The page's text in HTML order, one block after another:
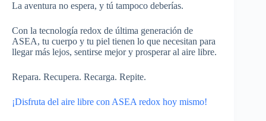
La aventura no espera, y tú tampoco deberías.
Con la tecnología redox de última generación de
ASEA, tu cuerpo y tu piel tienen lo que necesitan para
llegar más lejos, sentirse mejor y prosperar al aire libre.
Repara. Recupera. Recarga. Repite.
¡Disfruta del aire libre con ASEA redox hoy mismo!